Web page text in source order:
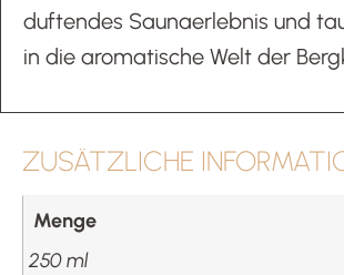
duftendes Saunaerlebnis und
in die aromatische Welt der
ZUSÄTZLICHE
Menge
250 ml